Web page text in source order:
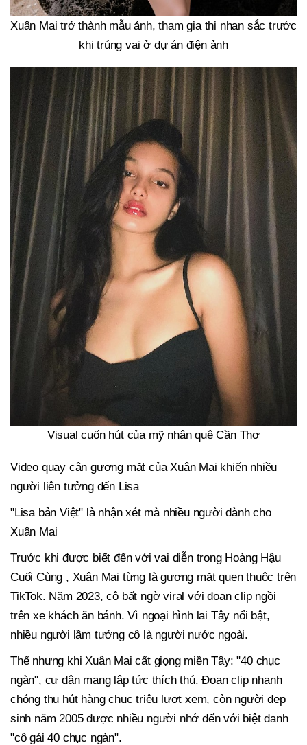
Xuân Mai trở thành mẫu ảnh, tham gia thi nhan sắc trước
khi trúng vai ở dự án điện ảnh
Visual cuốn hút của mỹ nhân quê Cần Thơ
Video quay cận gương mặt của Xuân Mai khiến nhiều
người liên tưởng đến Lisa
"Lisa bản Việt" là nhận xét mà nhiều người dành cho
Xuân Mai
Trước khi được biết đến với vai diễn trong Hoàng Hậu
Cuối Cùng , Xuân Mai từng là gương mặt quen thuộc trên
TikTok. Năm 2023, cô bất ngờ viral với đoạn clip ngồi
trên xe khách ăn bánh. Vì ngoại hình lai Tây nổi bật,
nhiều người lầm tưởng cô là người nước ngoài.
Thế nhưng khi Xuân Mai cất giọng miền Tây: "40 chục
ngàn", cư dân mạng lập tức thích thú. Đoạn clip nhanh
chóng thu hút hàng chục triệu lượt xem, còn người đẹp
sinh năm 2005 được nhiều người nhớ đến với biệt danh
"cô gái 40 chục ngàn".